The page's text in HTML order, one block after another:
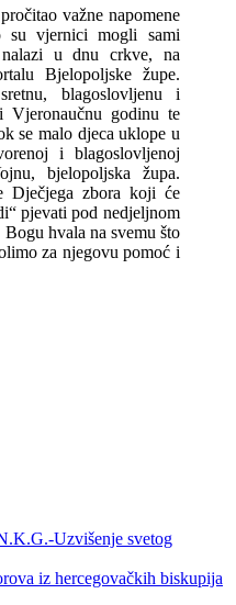
važne napomene
su vjernici mogli sami
u dnu crkve, na
Bjelopoljske župe.
blagoslovljenu i
Vjeronaučnu godinu te
se malo djeca uklope u
i blagoslovljenoj
bjelopoljska župa.
Dječjega zbora koji će
pjevati pod nedjeljnom
hvala na svemu što
za njegovu pomoć i
Uzvišenje svetog
iz hercegovačkih biskupija